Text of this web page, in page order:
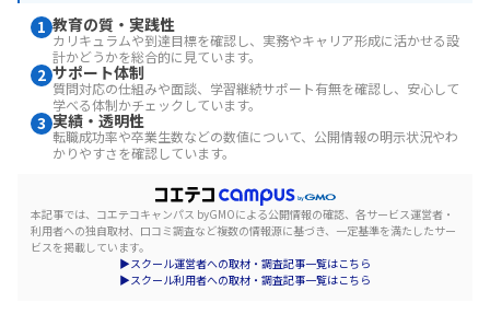
1 教育の質・実践性
カリキュラムや到達目標を確認し、実務やキャリア形成に活かせる設
計かどうかを総合的に見ています。
2 サポート体制
質問対応の仕組みや面談、学習継続サポート有無を確認し、安心して
学べる体制かチェックしています。
3 実績・透明性
転職成功率や卒業生数などの数値について、公開情報の明示状況やわ
かりやすさを確認しています。
本記事では、コエテコキャンパス byGMOによる公開情報の確認、各サービス運営者・
利用者への独自取材、口コミ調査など複数の情報源に基づき、一定基準を満たしたサー
ビスを掲載しています。
▶スクール運営者への取材・調査記事一覧はこちら
▶スクール利用者への取材・調査記事一覧はこちら